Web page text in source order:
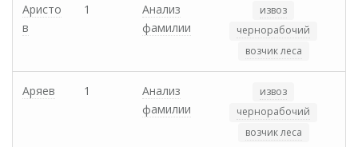
Аристо
в
1
Анализ
фамилии
извоз
чернорабочий
возчик леса
Аряев 1
Анализ
фамилии
извоз
чернорабочий
возчик леса